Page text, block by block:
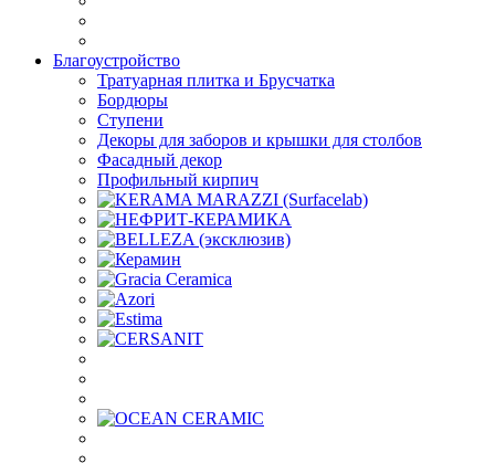
Благоустройство
Тратуарная плитка и Брусчатка
Бордюры
Ступени
Декоры для заборов и крышки для столбов
Фасадный декор
Профильный кирпич